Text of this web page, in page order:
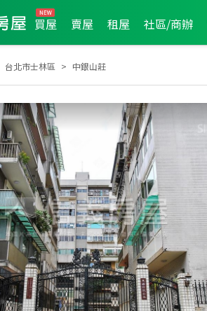
買屋 賣屋 租屋 社區/商辦
台北市士林區 中銀山莊
2024年9月業績破百萬經紀人員 2022年6月龍虎榜